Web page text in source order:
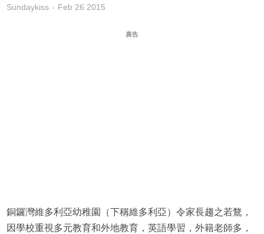
Sundaykiss Feb 26 2015
廣告
銅鑼灣維多利亞幼稚園（下稱維多利亞）令家長趨之若鶩，
因學校重視多元教育和外地教育，英語學習，外籍老師多，